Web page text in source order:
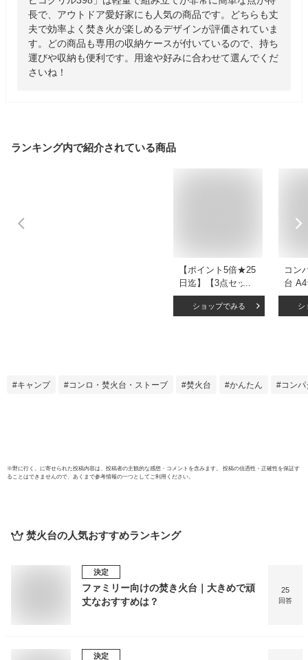
長で、アウトドア愛好家にも人気の商品です。どちらも丈
夫で効率よく焚き火が楽しめるデザインが評価されていま
す。どの商品も専用の収納ケースが付いているので、持ち
運びや収納も便利です。用途や好みに合わせて選んでくだ
さいね！
ランキング内で紹介されている商品
【ポイント5倍★25
日迄】【3点セッ
ト】バーベキューコ
ンロ 折りたたみ A4
組立簡単 収納 軽量
ショップでみる
コン
台
高さ
量
き火
シ
キャンプ コンロ・焚火台・ストーブ 焚火台 かんたん コンパ
※野に行く。 に寄せられた投稿内容は、投稿者の主観的な感想・コメントを含みます。 投稿の信憑性・正確性を保証す
ることはできませんので、あくまで参考情報の一つとしてご利用ください。
焚火台の人気おすすめランキング
決定
ファミリー向けの焚き火台｜大きめで頑
丈なおすすめは？
25
回答
決定